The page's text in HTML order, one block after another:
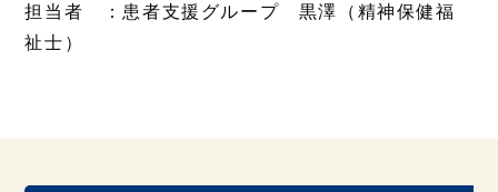
担当者 ：患者支援グループ 黒澤（精神保健福
祉士）